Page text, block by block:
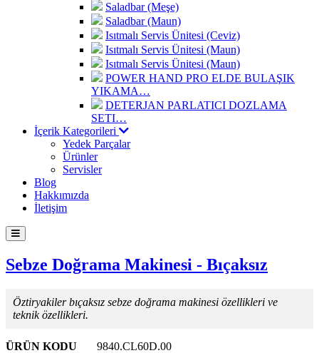
Saladbar (Meşe)
Saladbar (Maun)
Isıtmalı Servis Ünitesi (Ceviz)
Isıtmalı Servis Ünitesi (Maun)
Isıtmalı Servis Ünitesi (Maun)
POWER HAND PRO ELDE BULAŞIK
YIKAMA…
DETERJAN PARLATICI DOZLAMA
SETI…
İçerik Kategorileri
Yedek Parçalar
Ürünler
Servisler
Blog
Hakkımızda
İletişim
Sebze Doğrama Makinesi - Bıçaksız
Öztiryakiler bıçaksız sebze doğrama makinesi özellikleri ve
teknik özellikleri.
ÜRÜN KODU
9840.CL60D.00